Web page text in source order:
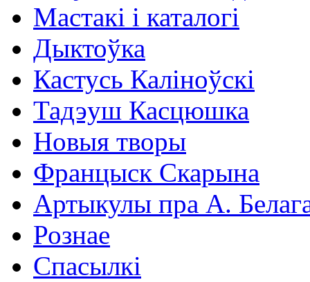
Мастакі i каталогi
Дыктоўка
Кастусь Каліноўскі
Тадэуш Касцюшка
Новыя творы
Францыск Скарына
Артыкулы пра А.
Рознае
Спасылкі